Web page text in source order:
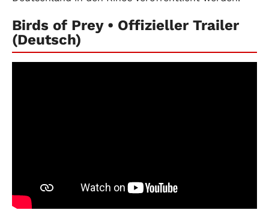
Birds of Prey • Offizieller Trailer
(Deutsch)